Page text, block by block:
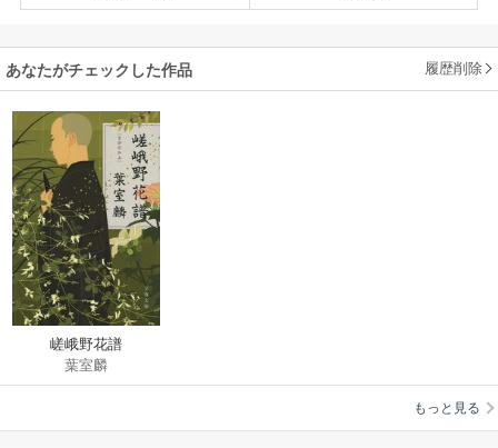
あなたがチェックした作品 履歴削除
嵯峨野花譜
葉室麟
もっと見る